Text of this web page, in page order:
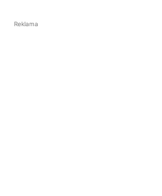
Reklama